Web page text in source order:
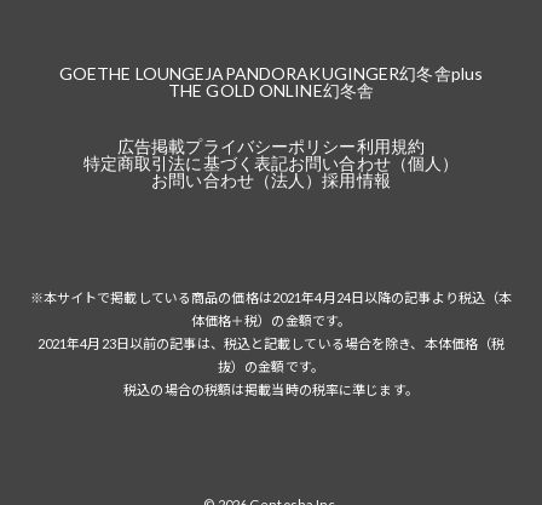
GOETHE LOUNGE JAPANDORAKUGINGER幻冬舎plus
THE GOLD ONLINE幻冬舎
広告掲載プライバシーポリシー利用規約
特定商取引法に基づく表記お問い合わせ（個人）
お問い合わせ（法人）採用情報
※本サイトで掲載している商品の価格は2021年4月24日以降の記事より税込（本
体価格＋税）の金額です。
2021年4月23日以前の記事は、税込と記載している場合を除き、本体価格（税
抜）の金額です。
税込の場合の税額は掲載当時の税率に準じます。